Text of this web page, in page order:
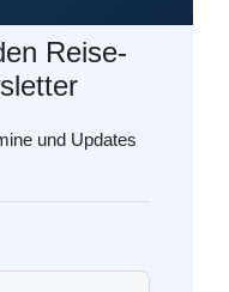
Reise-
und Updates